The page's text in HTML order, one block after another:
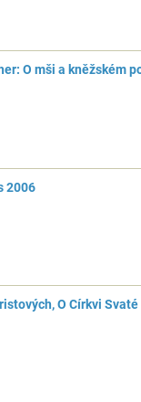
O mši a kněžském
2006
O Církvi Svaté